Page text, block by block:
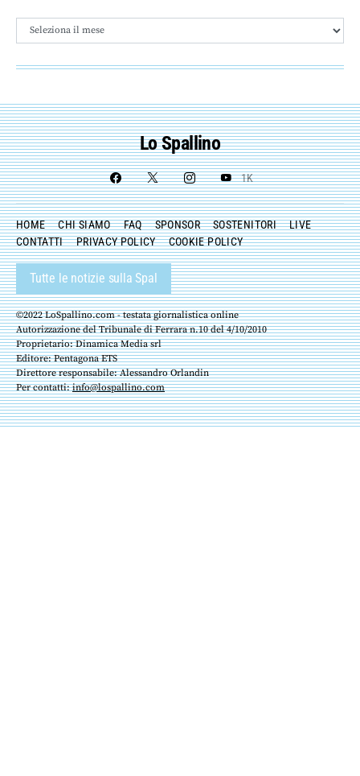
Archivio
Lo Spallino
1K
HOME CHI SIAMO FAQ SPONSOR SOSTENITORI
LIVE
CONTATTI
PRIVACY POLICY COOKIE POLICY
Tutte le notizie sulla Spal
©2022 LoSpallino.com - testata giornalistica online
Autorizzazione del Tribunale di Ferrara n.10 del 4/10/2010
Proprietario: Dinamica Media srl
Editore: Pentagona ETS
Direttore responsabile: Alessandro Orlandin
Per contatti:info@lospallino.com